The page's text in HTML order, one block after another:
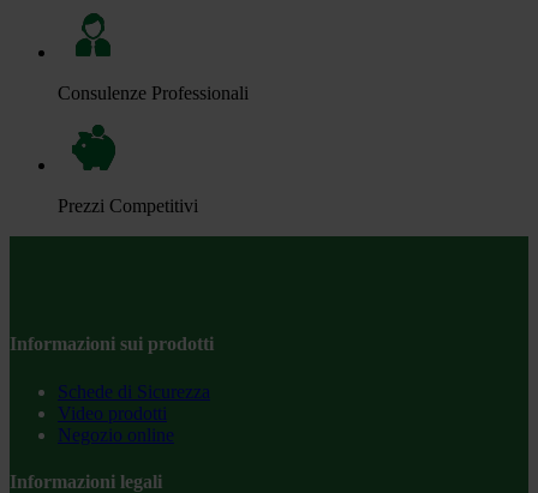
Consulenze Professionali
Prezzi Competitivi
Informazioni sui prodotti
Schede di Sicurezza
Video prodotti
Negozio online
Informazioni legali